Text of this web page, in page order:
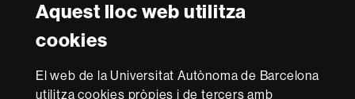
Aquest lloc web utilitza
cookies
El web de la Universitat Autònoma de Barcelona
utilitza cookies pròpies i de tercers amb
Reconeixement internacional de l'excel·lència
in
Research